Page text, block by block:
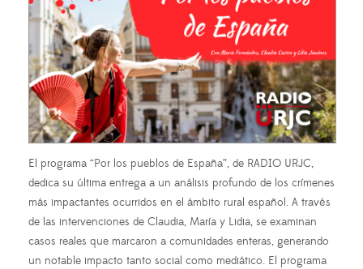
El programa “Por los pueblos de España”, de RADIO URJC,
dedica su última entrega a un análisis profundo de los crímenes
más impactantes ocurridos en el ámbito rural español. A través
de las intervenciones de Claudia, María y Lidia, se examinan
casos reales que marcaron a comunidades enteras, generando
un notable impacto tanto social como mediático. El programa